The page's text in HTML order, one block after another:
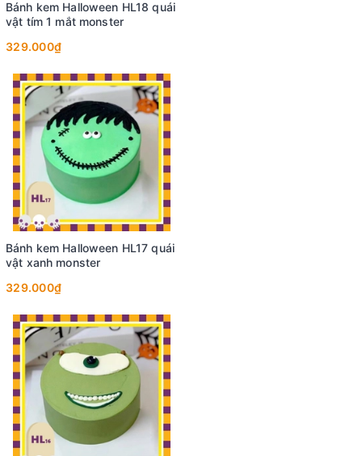
Bánh kem Halloween HL18 quái
vật tím 1 mắt monster
329.000₫
Bánh kem Halloween HL17 quái
vật xanh monster
329.000₫